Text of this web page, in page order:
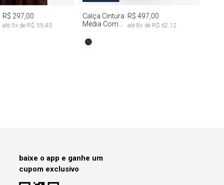
R$ 297,00
até 5x de R$ 59,40
Calça Cintura
Média Com
R$ 497,00
até8x deR$ 62,12
baixe o app e ganhe um
cupom exclusivo